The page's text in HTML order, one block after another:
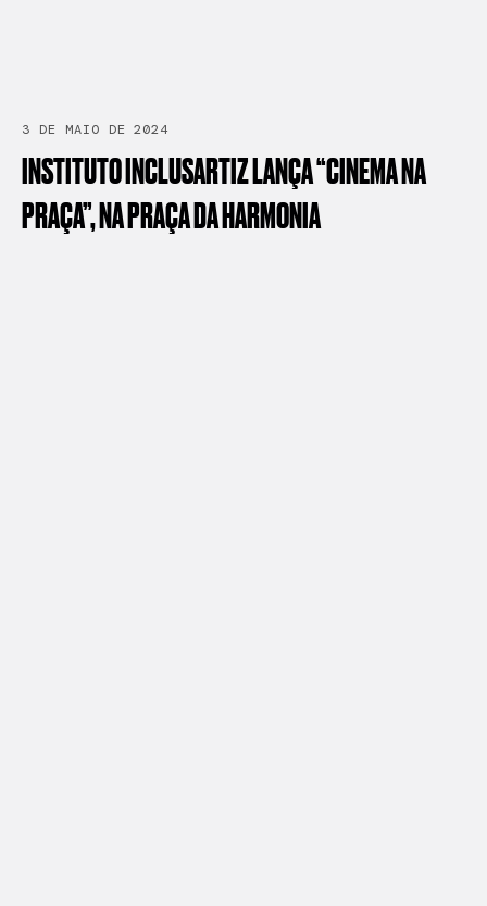
3 DE MAIO DE 2024
INSTITUTOINCLUSARTIZLANÇA“CINEMANA
PRAÇA”,NAPRAÇADAHARMONIA